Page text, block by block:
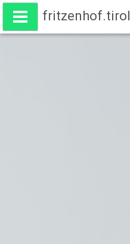
fritzenhof.tirol